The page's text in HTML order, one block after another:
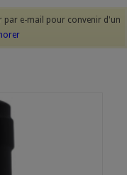
par e-mail pour convenir d'un